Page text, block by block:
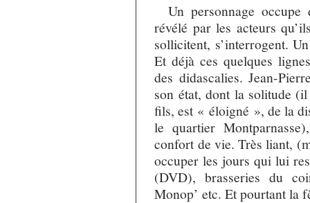
Un personnage
révélé par les acteurs
sollicitent, s’interrogent.
Et déjà ces quelques
des didascalies. Jean-
son état, dont la solitude
fils, est « éloigné », de la
le quartier
confort de vie. Très liant,
occuper les jours qui lui
(DVD), brasseries du
Monop’ etc. Et pourtant la